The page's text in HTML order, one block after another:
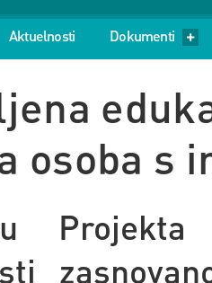
Aktuelnosti Dokumenti
osoba s
Projekta